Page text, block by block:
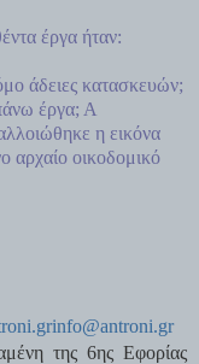
έργα ήταν:
άδειες κατασκευών;
έργα; Α
η εικόνα
αρχαίο οικοδομικό
info@antroni.gr
της 6ης Εφορίας